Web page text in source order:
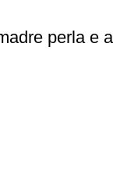
perla e